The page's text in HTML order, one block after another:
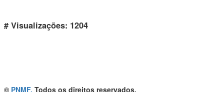
# Visualizações: 1204
© PNMF. Todos os direitos reservados.